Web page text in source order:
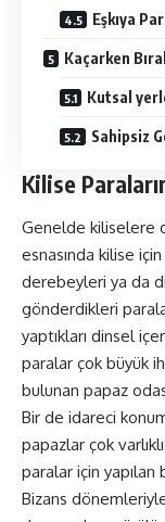
Eşkıya
Kaçarken
Kutsal
Sahipsiz
Kilise
Genelde kiliselere
esnasında kilise
derebeyleri ya da
gönderdikleri
yaptıkları dinsel
paralar çok büyük
bulunan papaz
Bir de idareci
papazlar çok
paralar için
Bizans